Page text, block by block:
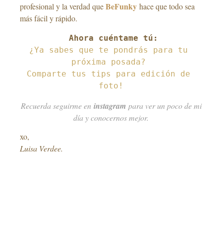
profesional y la verdad queBeFunky hace que todo sea
más fácil y rápido.
¿Ya sabes que te pondrás para tu
próxima posada?
Comparte tus tips para edición de
foto!
Recuerda seguirme en instagram para ver un poco de mi
día y conocernos mejor.
xo,
Luisa Verdee.